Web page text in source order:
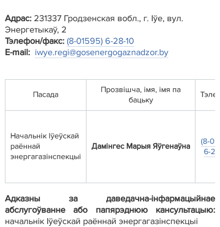
Адрас: 231337 Гродзенская вобл., г. Іўе, вул.
Энергетыкаў, 2
Тэлефон/факс: (8-01595) 6-28-10
Е-mail: iwye.regi@gosenergogaznadzor.by
Пасада
Прозвішча, iмя, імя па
бацьку
Начальнік Іўеўскай
раённай
энергагазiнспекцыi
Дамінгес Марыя Яўгенаўна
(8-
6-
Адказны за даведачна-інфармацыйнае
абслугоўванне або папярэднюю кансультацыю:
начальнік Іўеўскай раённай энергагазiнспекцыi